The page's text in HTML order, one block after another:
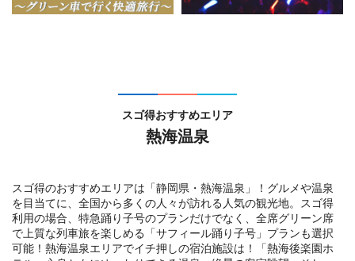
スゴ得おすすめエリア
熱海温泉
スゴ得のおすすめエリアは「静岡県・熱海温泉」！グルメや温泉
を目当てに、全国から多くの人々が訪れる人気の観光地。スゴ得
利用の場合、特急踊り子号のプランだけでなく、全席グリーン席
で上質な列車旅を楽しめる「サフィール踊り子号」プランも選択
可能！熱海温泉エリアでイチ押しの宿泊施設は！「熱海後楽園ホ